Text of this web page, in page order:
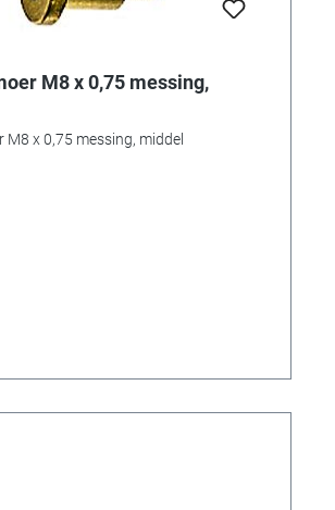
M8 x 0,75 messing,
M8 x 0,75 messing, middel